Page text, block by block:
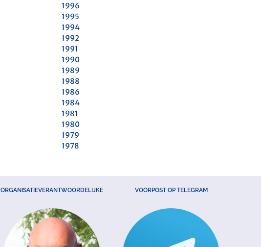
1996
1995
1994
1992
1991
1990
1989
1988
1986
1984
1981
1980
1979
1978
ORGANISATIEVERANTWOORDELIJKE VOORPOST OP TELEGRAM